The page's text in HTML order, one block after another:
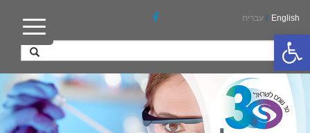
פתח סרגל נגישות
English
/ עברית